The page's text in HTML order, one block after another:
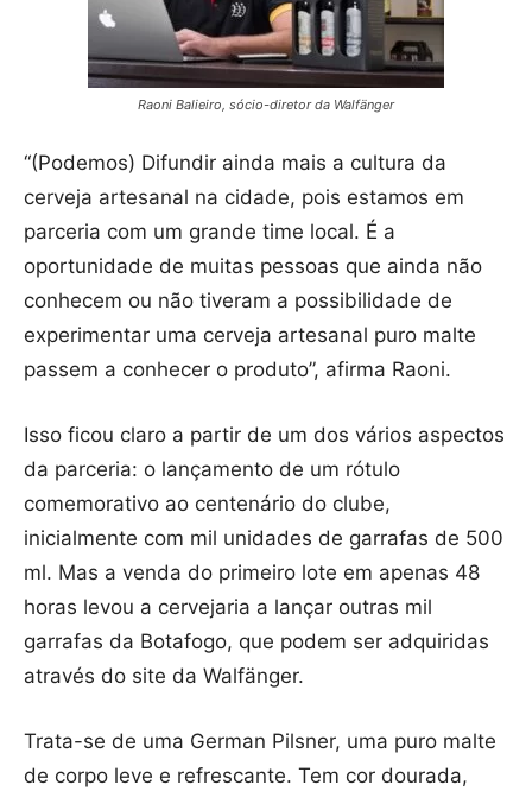
Raoni Balieiro, sócio-diretor da Walfänger
“(Podemos) Difundir ainda mais a cultura da
cerveja artesanal na cidade, pois estamos em
parceria com um grande time local. É a
oportunidade de muitas pessoas que ainda não
conhecem ou não tiveram a possibilidade de
experimentar uma cerveja artesanal puro malte
passem a conhecer o produto”, afirma Raoni.
Isso ficou claro a partir de um dos vários aspectos
da parceria: o lançamento de um rótulo
comemorativo ao centenário do clube,
inicialmente com mil unidades de garrafas de 500
ml. Mas a venda do primeiro lote em apenas 48
horas levou a cervejaria a lançar outras mil
garrafas da Botafogo, que podem ser adquiridas
através do site da Walfänger.
Trata-se de uma German Pilsner, uma puro malte
de corpo leve e refrescante. Tem cor dourada,